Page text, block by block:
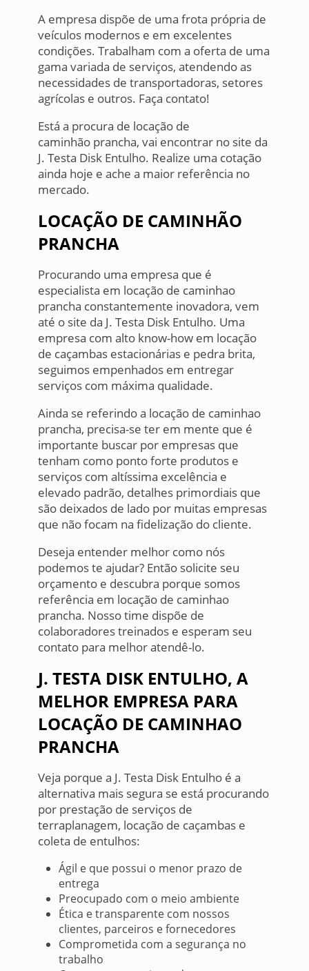
A empresa dispõe de uma frota própria de
veículos modernos e em excelentes
condições. Trabalham com a oferta de uma
gama variada de serviços, atendendo as
necessidades de transportadoras, setores
agrícolas e outros. Faça contato!
Está a procura de locação de
caminhão prancha, vai encontrar no site da
J. Testa Disk Entulho. Realize uma cotação
ainda hoje e ache a maior referência no
mercado.
LOCAÇÃO DE CAMINHÃO
PRANCHA
Procurando uma empresa que é
especialista em locação de caminhao
prancha constantemente inovadora, vem
até o site da J. Testa Disk Entulho. Uma
empresa com alto know-how em locação
de caçambas estacionárias e pedra brita,
seguimos empenhados em entregar
serviços com máxima qualidade.
Ainda se referindo a locação de caminhao
prancha, precisa-se ter em mente que é
importante buscar por empresas que
tenham como ponto forte produtos e
serviços com altíssima excelência e
elevado padrão, detalhes primordiais que
são deixados de lado por muitas empresas
que não focam na fidelização do cliente.
Deseja entender melhor como nós
podemos te ajudar? Então solicite seu
orçamento e descubra porque somos
referência em locação de caminhao
prancha. Nosso time dispõe de
colaboradores treinados e esperam seu
contato para melhor atendê-lo.
J. TESTA DISK ENTULHO, A
MELHOR EMPRESA PARA
LOCAÇÃO DE CAMINHAO
PRANCHA
Veja porque a J. Testa Disk Entulho é a
alternativa mais segura se está procurando
por prestação de serviços de
terraplanagem, locação de caçambas e
coleta de entulhos:
Ágil e que possui o menor prazo de
entrega
Preocupado com o meio ambiente
Ética e transparente com nossos
clientes, parceiros e fornecedores
Comprometida com a segurança no
trabalho